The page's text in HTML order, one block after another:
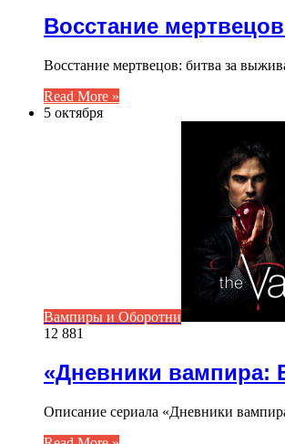
Восстание
Восстание мертвецов: битва за
Read More »
5 октября
Вампиры и Оборотни
12 881
«Дневники вампира:
Описание сериала «Дневники